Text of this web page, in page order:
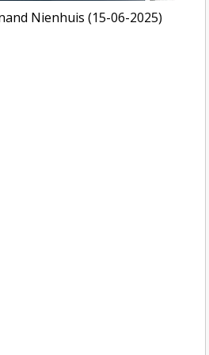
Nienhuis (15-06-2025)